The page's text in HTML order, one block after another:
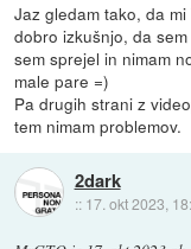
Jaz gledam tako, da
dobro izkušnjo, da
sem sprejel in nimam
male pare =)
Pa drugih strani z
tem nimam problemov.
2dark
:: 17. okt 2023,